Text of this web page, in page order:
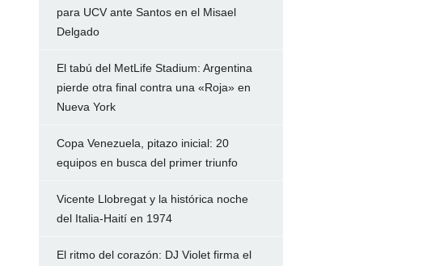
para UCV ante Santos en el Misael
Delgado
El tabú del MetLife Stadium: Argentina
pierde otra final contra una «Roja» en
Nueva York
Copa Venezuela, pitazo inicial: 20
equipos en busca del primer triunfo
Vicente Llobregat y la histórica noche
del Italia-Haití en 1974
El ritmo del corazón: DJ Violet firma el